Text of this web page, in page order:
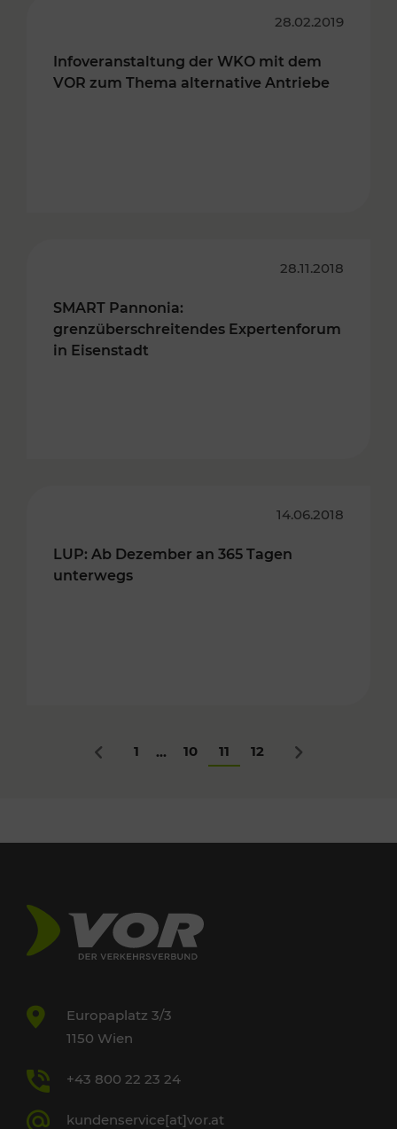
28.02.2019
Infoveranstaltung der WKO mit dem
VOR zum Thema alternative Antriebe
28.11.2018
SMART Pannonia:
grenzüberschreitendes Expertenforum
in Eisenstadt
14.06.2018
LUP: Ab Dezember an 365 Tagen
unterwegs
Zurück
1 ... 10 11 12 Nächstes
Europaplatz 3/3
1150 Wien
+43 800 22 23 24
kundenservice[at]vor.at